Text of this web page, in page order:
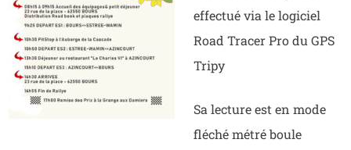
effectué via le logiciel
Road Tracer Pro du GPS
Tripy
Sa lecture est en mode
fléché métré boule